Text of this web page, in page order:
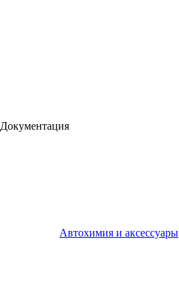
Документация
Автохимия и аксессуары